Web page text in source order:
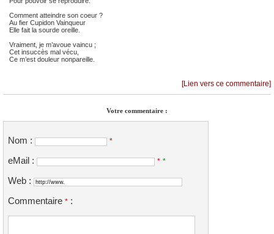
Comment atteindre son coeur ?
Au fier Cupidon Vainqueur
Elle fait la sourde oreille.
Vraiment, je m’avoue vaincu ;
Cet insuccès mal vécu,
Ce m’est douleur nonpareille.
[Lien vers ce commentaire]
Votre commentaire :
Nom : *
eMail : * *
Web :
Commentaire * :